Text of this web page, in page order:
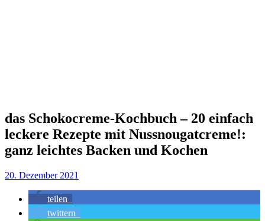
das Schokocreme-Kochbuch – 20 einfach
leckere Rezepte mit Nussnougatcreme!:
ganz leichtes Backen und Kochen
20. Dezember 2021
teilen
twittern